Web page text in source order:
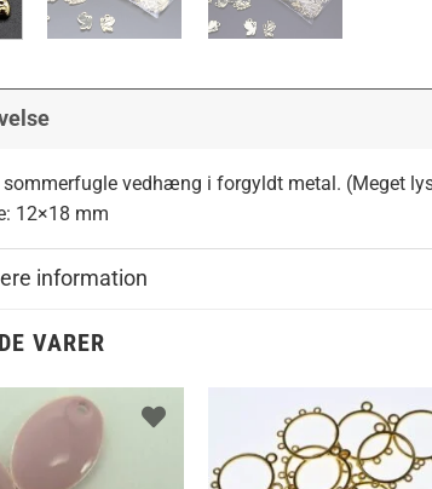
sommerfugle vedhæng i forgyldt metal. (Meget
12×18 mm
information
VARER